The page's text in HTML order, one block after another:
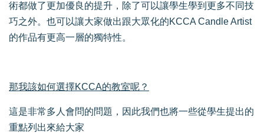
術都做了更加優良的提升，除了可以讓學生學到更多不同技
巧之外。也可以讓大家做出跟大眾化的KCCA Candle Artist
的作品有更高一層的獨特性。
那我該如何選擇KCCA的教室呢？
這是非常多人會問的問題，因此我們也將一些從學生提出的
重點列出來給大家